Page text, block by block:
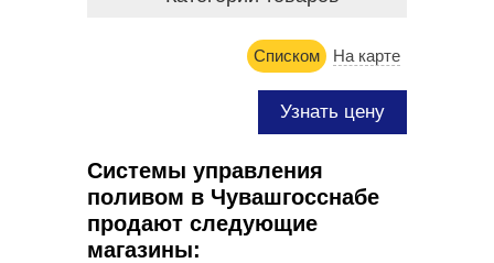
На карте
Списком
Узнать цену
Системы управления
поливом в Чувашгосснабе
продают следующие
магазины: